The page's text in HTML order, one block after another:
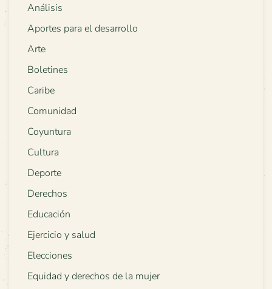
Análisis
Aportes para el desarrollo
Arte
Boletines
Caribe
Comunidad
Coyuntura
Cultura
Deporte
Derechos
Educación
Ejercicio y salud
Elecciones
Equidad y derechos de la mujer